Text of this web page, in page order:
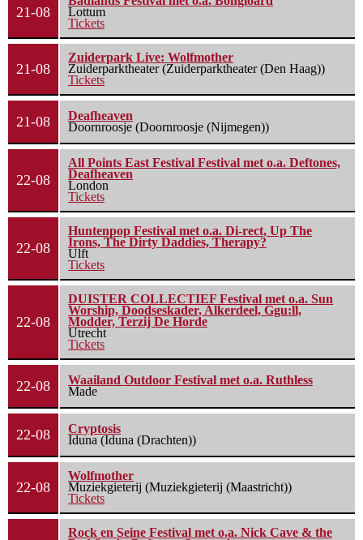
21-08
Lottum
Tickets
21-08
Zuiderpark Live: Wolfmother
Zuiderparktheater (Zuiderparktheater (Den Haag))
Tickets
21-08
Deafheaven
Doornroosje (Doornroosje (Nijmegen))
22-08
All Points East Festival Festival met o.a. Deftones,
Deafheaven
London
Tickets
22-08
Huntenpop Festival met o.a. Di-rect, Up The
Irons, The Dirty Daddies, Therapy?
Ulft
Tickets
22-08
DUISTER COLLECTIEF Festival met o.a. Sun
Worship, Doodseskader, Alkerdeel, Ggu:ll,
Modder, Terzij De Horde
Utrecht
Tickets
22-08
Waailand Outdoor Festival met o.a. Ruthless
Made
22-08
Cryptosis
Iduna (Iduna (Drachten))
22-08
Wolfmother
Muziekgieterij (Muziekgieterij (Maastricht))
Tickets
Rock en Seine Festival met o.a. Nick Cave & the